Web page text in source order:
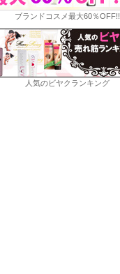
ブランドコスメ最大60％OFF!!
人気のビヤクランキング